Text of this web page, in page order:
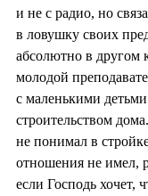
и не с радио, но
в ловушку своих
абсолютно в другом
молодой
с маленькими
строительством
не понимал в
отношения не имел,
если Господь хочет,